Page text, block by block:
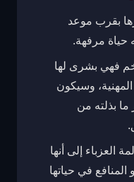
بقرب موعد
مرفهة.
فهي بشرى لها
وسيكون
ما بذلته من
العزباء إلى أنها
في حياتها